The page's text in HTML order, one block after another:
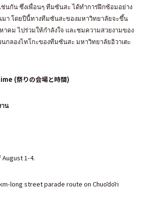
ช่นกัน ซึ่งเพื่อนๆ ทีมซันสะ ได้ทำการฝึกซ้อมอย่าง
า โดยปีนี้ทางทีมซันสะของมหาวิทยาลัยจะขึ้น
าคม ไปร่วมให้กำลังใจ และชมความสวยงามของ
กลองไทโกะของทีมซันสะ มหาวิทยาลัยอิวาเตะ
(祭りの会場と時間)
าน
August 1-4.
long street parade route on Chuōdōri